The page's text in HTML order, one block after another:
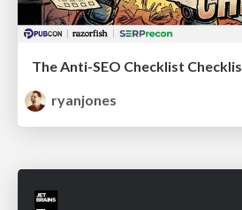
ryanjones